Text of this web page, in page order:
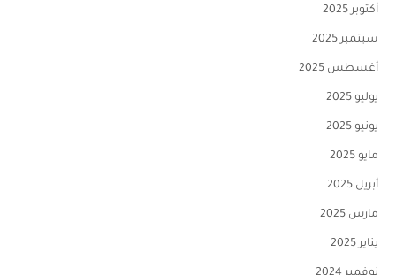
أكتوبر 2025
سبتمبر 2025
أغسطس 2025
يوليو 2025
يونيو 2025
مايو 2025
أبريل 2025
مارس 2025
يناير 2025